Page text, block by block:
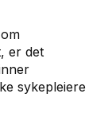
er det
sykepleiere